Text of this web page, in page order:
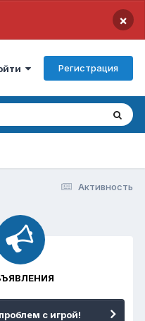
×
Регистрация
Активность
с игрой!